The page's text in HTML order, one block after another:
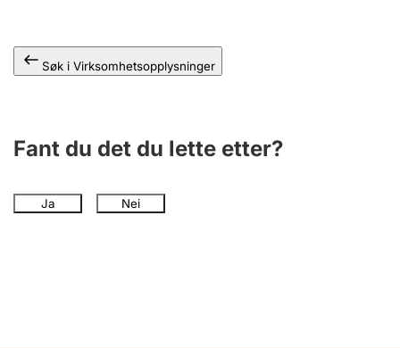
Søk i Virksomhetsopplysninger
Fant du det du lette etter?
Ja Nei